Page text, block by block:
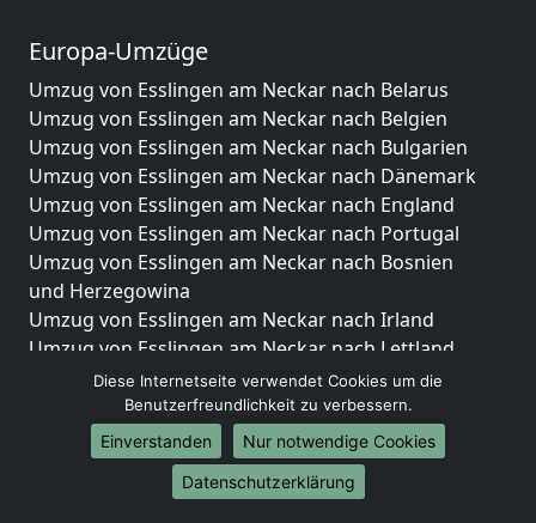
Europa-Umzüge
Umzug von Esslingen am Neckar nach Belarus
Umzug von Esslingen am Neckar nach Belgien
Umzug von Esslingen am Neckar nach Bulgarien
Umzug von Esslingen am Neckar nach Dänemark
Umzug von Esslingen am Neckar nach England
Umzug von Esslingen am Neckar nach Portugal
Umzug von Esslingen am Neckar nach Bosnien
und Herzegowina
Umzug von Esslingen am Neckar nach Irland
Umzug von Esslingen am Neckar nach Lettland
Umzug von Esslingen am Neckar nach Zypern
Umzug von Esslingen am Neckar nach Kroatien
Umzug von Esslingen am Neckar nach Estland
Umzug von Esslingen am Neckar nach Finnland
Umzug von Esslingen am Neckar nach Frankreich
Diese Internetseite verwendet Cookies um die
Benutzerfreundlichkeit zu verbessern.
Einverstanden
Nur notwendige Cookies
Datenschutzerklärung